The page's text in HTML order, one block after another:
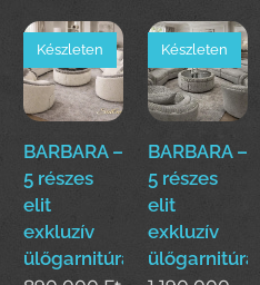
BARBARA –
5 részes
elit
exkluzív
ülőgarnitúra
Készleten
BARBARA –
5 részes
elit
exkluzív
ülőgarnitúra
Készleten